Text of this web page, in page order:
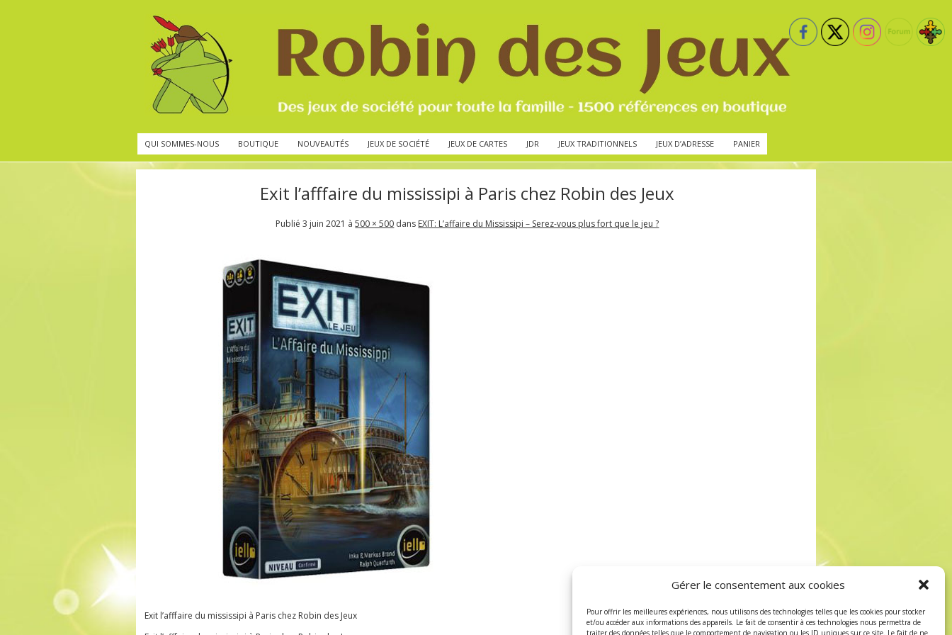
Gérer le consentement aux cookies
Pour offrir les meilleures expériences, nous utilisons des technologies telles que les cookies pour stocker
et/ou accéder aux informations des appareils. Le fait de consentir à ces technologies nous permettra de
traiter des données telles que le comportement de navigation ou les ID uniques sur ce site. Le fait de ne
QUI SOMMES-NOUS BOUTIQUE NOUVEAUTÉS JEUX DE SOCIÉTÉ JEUX DE CARTES JDR JEUX TRADITIONNELS JEUX D’ADRESSE PANIER
Exit l’afffaire du mississipi à Paris chez Robin des Jeux
Publié3 juin 2021 à500 × 500 dans EXIT: L’affaire du Mississipi – Serez-vous plus fort que le jeu ?
Exit l’afffaire du mississipi à Paris chez Robin des Jeux